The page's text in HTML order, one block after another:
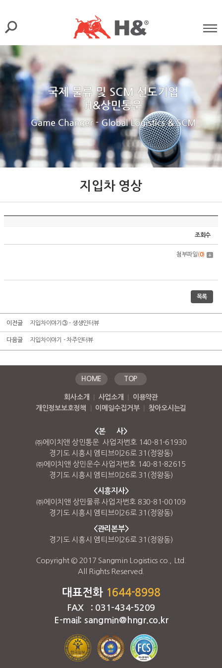
지입차 영상
조회수
첨부파일(0)
목록
이전글 지입차이야기③ - 생생인터뷰
다음글 지입차이야기 - 차주인터뷰
HOME TOP
회사소개 사업소개
이용약관
개인정보보호정책
이메일수집거부 찾아오시는길
<본 사>
㈜에이치앤 상민통운 사업자번호 140-81-61930
경기도 시흥시 엠티브이26로 31(정왕동)
㈜에이치앤 상민운수 사업자번호 140-81-82615
경기도 시흥시 엠티브이26로 31(정왕동)
<시흥지사>
㈜에이치앤 상민물류 사업자번호 830-81-00109
경기도 시흥시 엠티브이26로 31(정왕동)
<관리본부>
경기도 시흥시 엠티브이26로 31(정왕동)
Copyright © 2017 Sangmin Logistics co., Ltd.
All Rights Reserved.
대표전화 1644-8998
FAX : 031-434-5209
E-mail: sangmin@hngr.co.kr